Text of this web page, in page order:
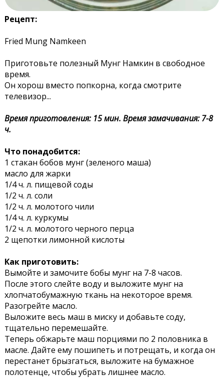
Рецепт:
Fried Mung Namkeen
Приготовьте полезный Мунг Намкин в свободное
время.
Он хорош вместо попкорна, когда смотрите
телевизор...
Время приготовления: 15 мин. Время замачивания: 7-8
ч.
Что понадобится:
1 стакан бобов мунг (зеленого маша)
масло для жарки
1/4 ч. л. пищевой соды
1/2 ч. л. соли
1/2 ч. л. молотого чили
1/4 ч. л. куркумы
1/2 ч. л. молотого черного перца
2 щепотки лимонной кислоты
Как приготовить:
Вымойте и замочите бобы мунг на 7-8 часов.
После этого слейте воду и выложите мунг на
хлопчатобумажную ткань на некоторое время.
Разогрейте масло.
Выложите весь маш в миску и добавьте соду,
тщательно перемешайте.
Теперь обжарьте маш порциями по 2 половника в
масле. Дайте ему пошипеть и потрещать, и когда он
перестанет брызгаться, выложите на бумажное
полотенце, чтобы убрать лишнее масло.